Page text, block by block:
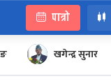
पात्रो
खगेन्द्र सुनार